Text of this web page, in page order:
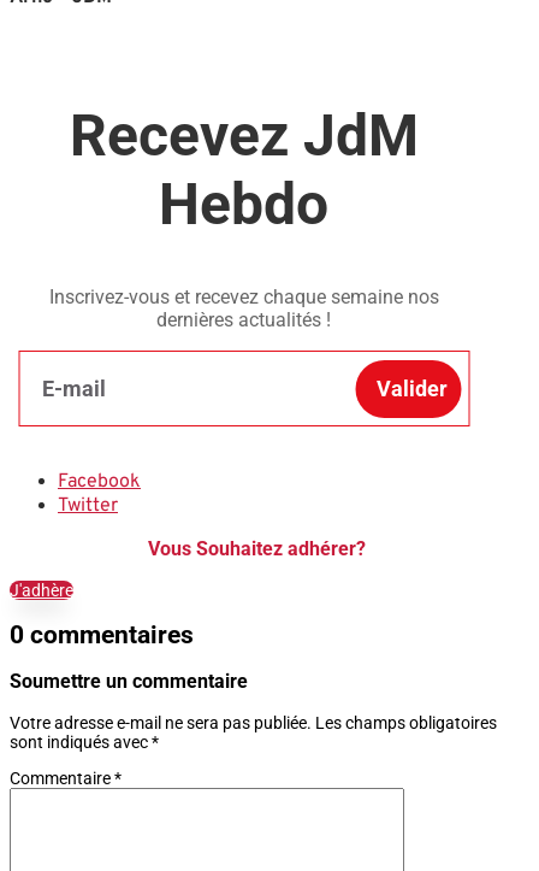
Recevez JdM
Hebdo
Inscrivez-vous et recevez chaque semaine nos
dernières actualités !
Valider
Facebook
Twitter
Vous Souhaitez adhérer?
J'adhère
0 commentaires
Soumettre un commentaire
Votre adresse e-mail ne sera pas publiée. Les champs obligatoires
sont indiqués avec*
Commentaire*